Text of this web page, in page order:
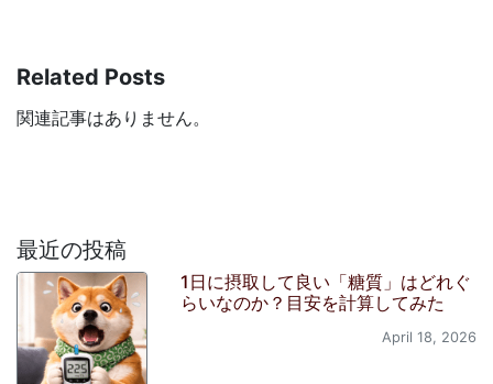
Related Posts
関連記事はありません。
最近の投稿
1日に摂取して良い「糖質」はどれぐ
らいなのか？目安を計算してみた
April 18, 2026